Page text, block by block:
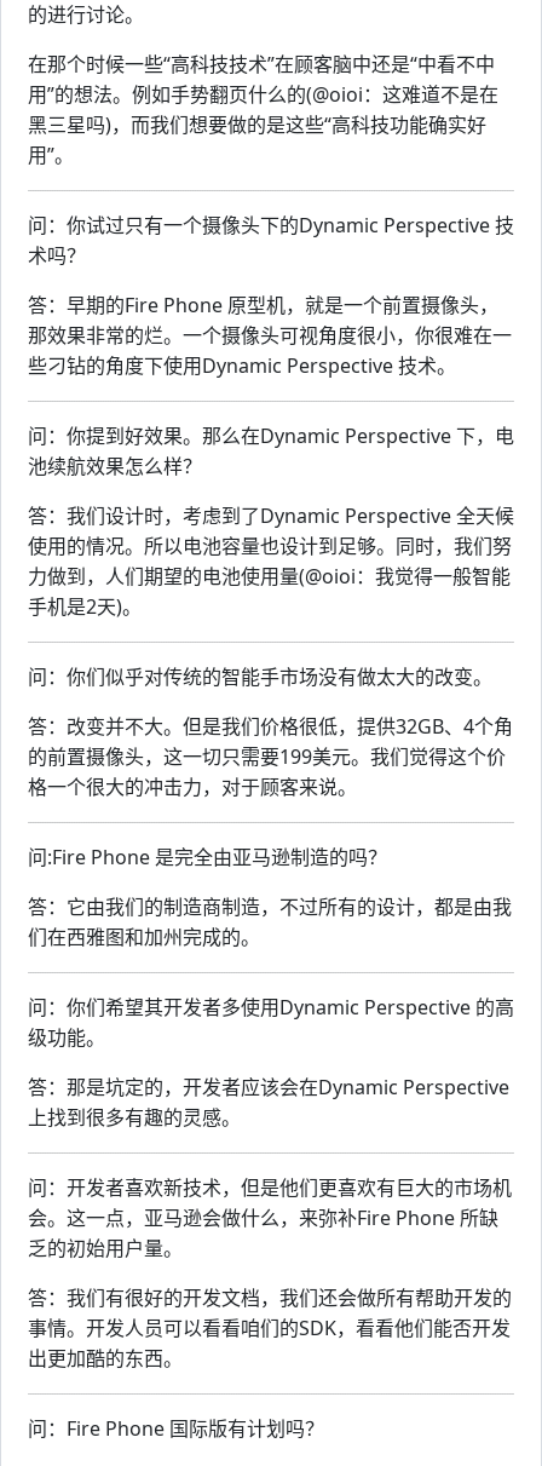
的进行讨论。
在那个时候一些“高科技技术”在顾客脑中还是“中看不中
用”的想法。例如手势翻页什么的(@oioi：这难道不是在
黑三星吗)，而我们想要做的是这些“高科技功能确实好
用”。
问：你试过只有一个摄像头下的Dynamic Perspective 技
术吗？
答：早期的Fire Phone 原型机，就是一个前置摄像头，
那效果非常的烂。一个摄像头可视角度很小，你很难在一
些刁钻的角度下使用Dynamic Perspective 技术。
问：你提到好效果。那么在Dynamic Perspective 下，电
池续航效果怎么样？
答：我们设计时，考虑到了Dynamic Perspective 全天候
使用的情况。所以电池容量也设计到足够。同时，我们努
力做到，人们期望的电池使用量(@oioi：我觉得一般智能
手机是2天)。
问：你们似乎对传统的智能手市场没有做太大的改变。
答：改变并不大。但是我们价格很低，提供32GB、4个角
的前置摄像头，这一切只需要199美元。我们觉得这个价
格一个很大的冲击力，对于顾客来说。
问:Fire Phone 是完全由亚马逊制造的吗？
答：它由我们的制造商制造，不过所有的设计，都是由我
们在西雅图和加州完成的。
问：你们希望其开发者多使用Dynamic Perspective 的高
级功能。
答：那是坑定的，开发者应该会在Dynamic Perspective
上找到很多有趣的灵感。
问：开发者喜欢新技术，但是他们更喜欢有巨大的市场机
会。这一点，亚马逊会做什么，来弥补Fire Phone 所缺
乏的初始用户量。
答：我们有很好的开发文档，我们还会做所有帮助开发的
事情。开发人员可以看看咱们的SDK，看看他们能否开发
出更加酷的东西。
问：Fire Phone 国际版有计划吗？